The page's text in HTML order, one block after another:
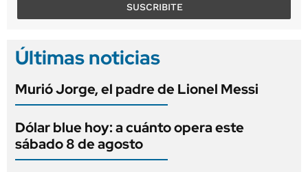
SUSCRIBITE
Últimas noticias
Murió Jorge, el padre de Lionel Messi
Dólar blue hoy: a cuánto opera este
sábado 8 de agosto